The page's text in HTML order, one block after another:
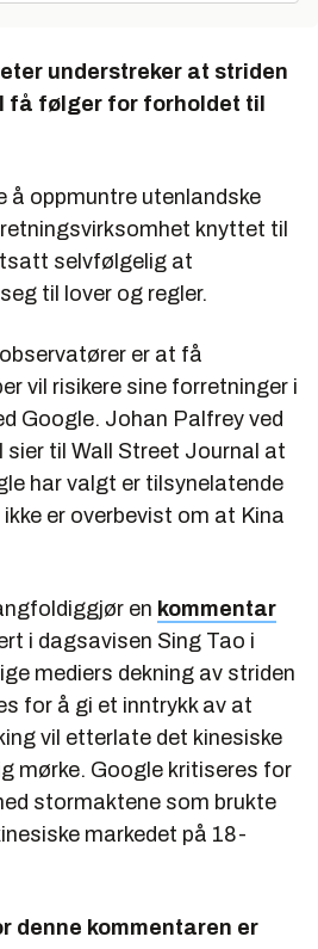
understreker at striden
få følger for forholdet til
å oppmuntre utenlandske
knyttet til
selvfølgelig at
til lover og regler.
er at få
vil risikere sine forretninger i
Google. Johan Palfrey ved
sier til Wall Street Journal at
har valgt er tilsynelatende
er overbevist om at Kina
en kommentar
i dagsavisen Sing Tao i
mediers dekning av striden
for å gi et inntrykk av at
vil etterlate det kinesiske
mørke. Google kritiseres for
stormaktene som brukte
markedet på 18-
denne kommentaren er